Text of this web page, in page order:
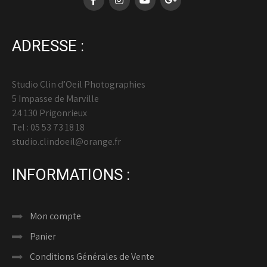
ADRESSE :
Studio Clin d’Oeil Photographies
5 Impasse de Marville
24 130 Prigonrieux
Tel : 05 53 73 18 18
studio.clindoeil@orange.fr
INFORMATIONS :
Mon compte
Panier
Conditions Générales de Vente